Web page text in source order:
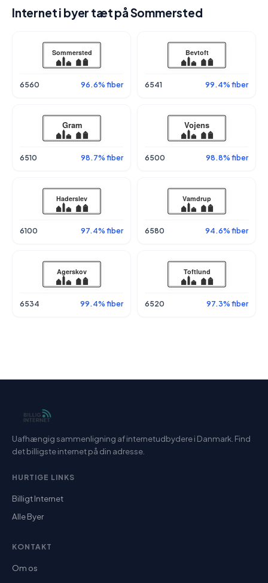
Internet i byer tæt på Sommersted
6560 96.6% fiber 6541 99.4% fiber
6510 98.7% fiber 6500 98.8% fiber
6100 97.4% fiber 6580 94.6% fiber
6534 99.4% fiber 6520 97.3% fiber
Uafhængig sammenligning af internetudbydere i Danmark. Find
det billigste internet på din adresse.
HURTIGE LINKS
Billigt Internet
Alle Byer
KONTAKT
Om os